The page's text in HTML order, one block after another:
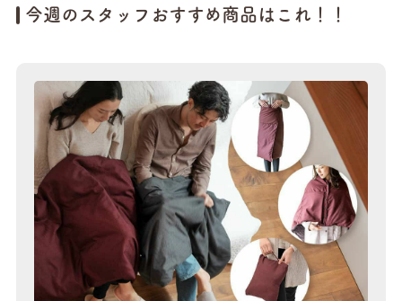
今週のスタッフおすすめ商品はこれ！！